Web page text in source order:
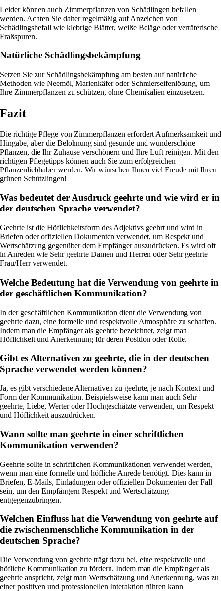
Leider können auch Zimmerpflanzen von Schädlingen befallen
werden. Achten Sie daher regelmäßig auf Anzeichen von
Schädlingsbefall wie klebrige Blätter, weiße Beläge oder verräterische
Fraßspuren.
Natürliche Schädlingsbekämpfung
Setzen Sie zur Schädlingsbekämpfung am besten auf natürliche
Methoden wie Neemöl, Marienkäfer oder Schmierseifenlösung, um
Ihre Zimmerpflanzen zu schützen, ohne Chemikalien einzusetzen.
Fazit
Die richtige Pflege von Zimmerpflanzen erfordert Aufmerksamkeit und
Hingabe, aber die Belohnung sind gesunde und wunderschöne
Pflanzen, die Ihr Zuhause verschönern und Ihre Luft reinigen. Mit den
richtigen Pflegetipps können auch Sie zum erfolgreichen
Pflanzenliebhaber werden. Wir wünschen Ihnen viel Freude mit Ihren
grünen Schützlingen!
Was bedeutet der Ausdruck geehrte und wie wird er in
der deutschen Sprache verwendet?
Geehrte ist die Höflichkeitsform des Adjektivs geehrt und wird in
Briefen oder offiziellen Dokumenten verwendet, um Respekt und
Wertschätzung gegenüber dem Empfänger auszudrücken. Es wird oft
in Anreden wie Sehr geehrte Damen und Herren oder Sehr geehrte
Frau/Herr verwendet.
Welche Bedeutung hat die Verwendung von geehrte in
der geschäftlichen Kommunikation?
In der geschäftlichen Kommunikation dient die Verwendung von
geehrte dazu, eine formelle und respektvolle Atmosphäre zu schaffen.
Indem man die Empfänger als geehrte bezeichnet, zeigt man
Höflichkeit und Anerkennung für deren Position oder Rolle.
Gibt es Alternativen zu geehrte, die in der deutschen
Sprache verwendet werden können?
Ja, es gibt verschiedene Alternativen zu geehrte, je nach Kontext und
Form der Kommunikation. Beispielsweise kann man auch Sehr
geehrte, Liebe, Werter oder Hochgeschätzte verwenden, um Respekt
und Höflichkeit auszudrücken.
Wann sollte man geehrte in einer schriftlichen
Kommunikation verwenden?
Geehrte sollte in schriftlichen Kommunikationen verwendet werden,
wenn man eine formelle und höfliche Anrede benötigt. Dies kann in
Briefen, E-Mails, Einladungen oder offiziellen Dokumenten der Fall
sein, um den Empfängern Respekt und Wertschätzung
entgegenzubringen.
Welchen Einfluss hat die Verwendung von geehrte auf
die zwischenmenschliche Kommunikation in der
deutschen Sprache?
Die Verwendung von geehrte trägt dazu bei, eine respektvolle und
höfliche Kommunikation zu fördern. Indem man die Empfänger als
geehrte anspricht, zeigt man Wertschätzung und Anerkennung, was zu
einer positiven und professionellen Interaktion führen kann.